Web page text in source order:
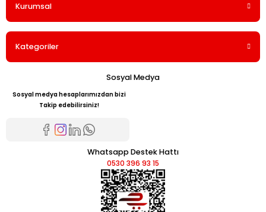
Kurumsal
Kategoriler
Sosyal Medya
Sosyal medya hesaplarımızdan bizi
Takip edebilirsiniz!
Whatsapp Destek Hattı
0530 396 93 15